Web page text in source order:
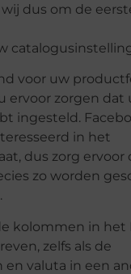
dus om de
voor uw
ervoor zorgen dat
ingesteld.
in het
dus zorg ervoor
zo worden
kolommen in het
zelfs als de
en valuta in een